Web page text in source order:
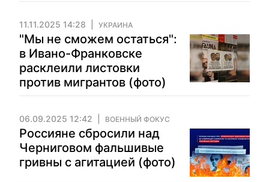
11.11.2025 14:28 УКРАИНА
"Мы не сможем остаться":
в Ивано-Франковске
расклеили листовки
против мигрантов (фото)
06.09.2025 12:42 ВОЕННЫЙ ФОКУС
Россияне сбросили над
Черниговом фальшивые
гривны с агитацией (фото)